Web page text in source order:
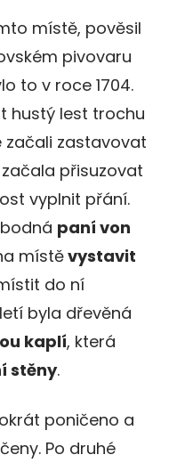
místě, pověsil
pivovaru
to v roce 1704.
hustý lest trochu
začali zastavovat
přisuzovat
vyplnit přání.
paní von
místěvystavit
do ní
byla dřevěná
kaplí, která
stěny.
poničeno a
Po druhé